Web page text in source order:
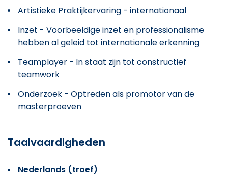
Artistieke Praktijkervaring - internationaal
Inzet - Voorbeeldige inzet en professionalisme
hebben al geleid tot internationale erkenning
Teamplayer - In staat zijn tot constructief
teamwork
Onderzoek - Optreden als promotor van de
masterproeven
Taalvaardigheden
Nederlands (troef)